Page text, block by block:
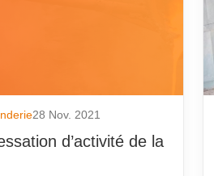
28 Nov. 2021
d’activité de la